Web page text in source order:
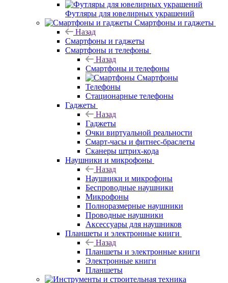
Футляры для ювелирных украшений
Смартфоны и гаджеты
Назад
Смартфоны и гаджеты
Смартфоны и телефоны
Назад
Смартфоны и телефоны
Смартфоны
Телефоны
Стационарные телефоны
Гаджеты
Назад
Гаджеты
Очки виртуальной реальности
Смарт-часы и фитнес-браслеты
Сканеры штрих-кода
Наушники и микрофоны
Назад
Наушники и микрофоны
Беспроводные наушники
Микрофоны
Полноразмерные наушники
Проводные наушники
Аксессуары для наушников
Планшеты и электронные книги
Назад
Планшеты и электронные книги
Электронные книги
Планшеты